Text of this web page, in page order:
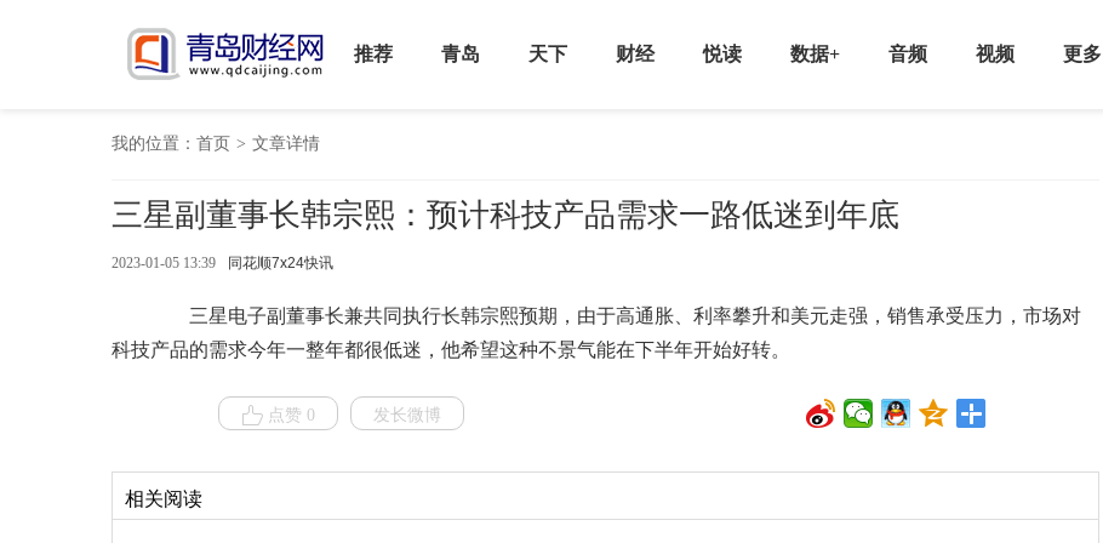
推荐 青岛 天下 财经 悦读 数据+ 音频 视频 更多
我的位置： 首页 > 文章详情
三星副董事长韩宗熙：预计科技产品需求一路低迷到年底
2023-01-05 13:39 同花顺7x24快讯
三星电子副董事长兼共同执行长韩宗熙预期，由于高通胀、利率攀升和美元走强，销售承受压力，市场对
科技产品的需求今年一整年都很低迷，他希望这种不景气能在下半年开始好转。
点赞 0 发长微博
相关阅读